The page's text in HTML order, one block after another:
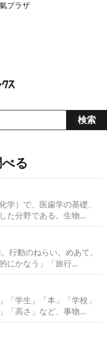
プラザ
る
学）で、医歯学の基礎、
た分野である。生物...
行動のねらい。めあて。
にかなう」「旅行...
「学生」「本」「学校」
「高さ」など、事物...